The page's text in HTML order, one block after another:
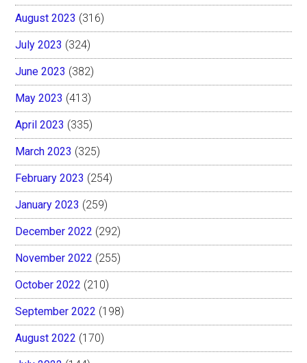
August 2023 (316)
July 2023 (324)
June 2023 (382)
May 2023 (413)
April 2023 (335)
March 2023 (325)
February 2023 (254)
January 2023 (259)
December 2022 (292)
November 2022 (255)
October 2022 (210)
September 2022 (198)
August 2022 (170)